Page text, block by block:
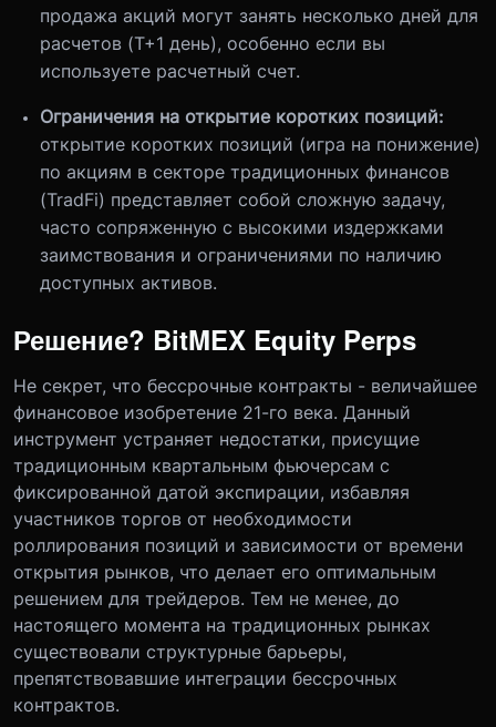
продажа акций могут занять несколько дней для
расчетов (T+1 день), особенно если вы
используете расчетный счет.
Ограничения на открытие коротких позиций:
открытие коротких позиций (игра на понижение)
по акциям в секторе традиционных финансов
(TradFi) представляет собой сложную задачу,
часто сопряженную с высокими издержками
заимствования и ограничениями по наличию
доступных активов.
Решение? BitMEX Equity Perps
Не секрет, что бессрочные контракты - величайшее
финансовое изобретение 21-го века. Данный
инструмент устраняет недостатки, присущие
традиционным квартальным фьючерсам с
фиксированной датой экспирации, избавляя
участников торгов от необходимости
роллирования позиций и зависимости от времени
открытия рынков, что делает его оптимальным
решением для трейдеров. Тем не менее, до
настоящего момента на традиционных рынках
существовали структурные барьеры,
препятствовавшие интеграции бессрочных
контрактов.